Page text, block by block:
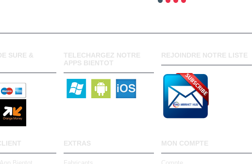
SURE &
TELECHARGEZ NOTRE
APPS BIENTOT
REJOINDRE NOTRE LISTE
EXTRAS MON COMPTE